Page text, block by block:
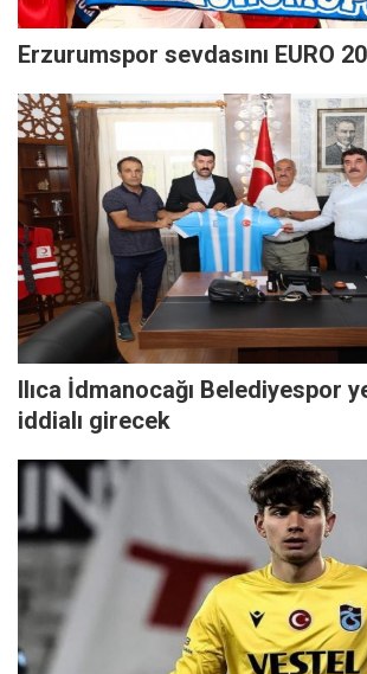
Erzurumspor sevdasını EURO
Ilıca İdmanocağı Belediyespor
iddialı girecek